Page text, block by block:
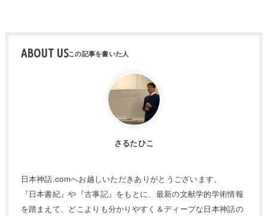
ABOUT US
さるたひこ
日本神話.comへお越しいただきありがとうございます。
『日本書紀』や『古事記』をもとに、最新の文献学的学術情報
を踏まえて、どこよりも分かりやすく＆ディープな日本神話の